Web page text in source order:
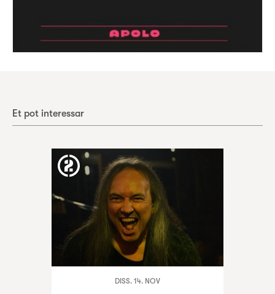
Et pot interessar
DISS. 14. NOV